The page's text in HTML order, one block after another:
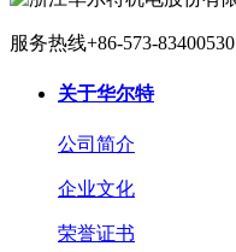
服务热线+86-573-83400530
关于华尔特
公司简介
企业文化
荣誉证书